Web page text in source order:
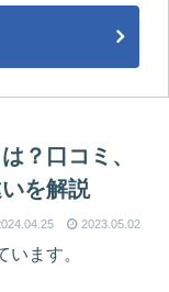
？口コミ、
を解説
2023.05.02
ます。